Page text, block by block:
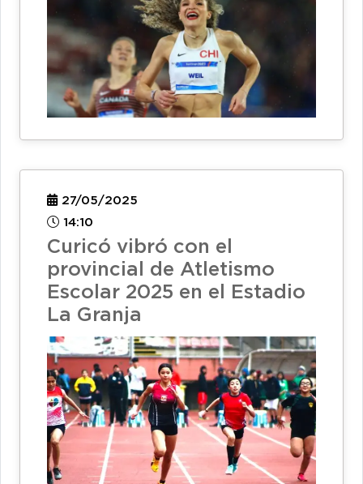
27/05/2025
14:10
Curicó vibró con el
provincial de Atletismo
Escolar 2025 en el Estadio
La Granja